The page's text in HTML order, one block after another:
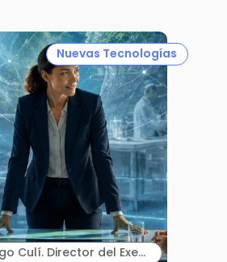
Nuevas Tecnologías
Santiago Culí. Director del Executive Program en Asuntos Públicos y Comunicación en la Industria Farmacéutica de Cesif.